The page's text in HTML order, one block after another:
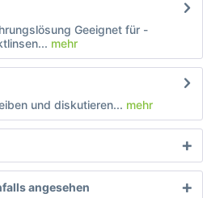
Geeignet für -
mehr
und diskutieren... mehr
angesehen